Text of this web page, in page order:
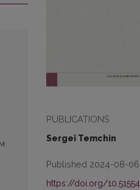
PUBLICATIONS
Sergei Temchin
Published 2024-08-06
https://doi.org/